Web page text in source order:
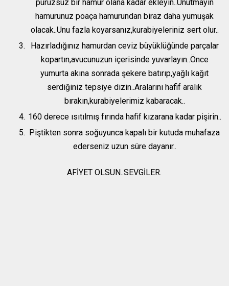
pürüzsüz bir hamur olana kadar ekleyin..Unutmayın
hamurunuz poaça hamurundan biraz daha yumuşak
olacak..Unu fazla koyarsanız,kurabiyeleriniz sert olur..
Hazırladığınız hamurdan ceviz büyüklüğünde parçalar
kopartın,avucunuzun içerisinde yuvarlayın..Önce
yumurta akına sonrada şekere batırıp,yağlı kağıt
serdiğiniz tepsiye dizin..Aralarını hafif aralık
bırakın,kurabiyelerimiz kabaracak..
160 derece ısıtılmış fırında hafif kızarana kadar pişirin..
Piştikten sonra soğuyunca kapalı bir kutuda muhafaza
ederseniz uzun süre dayanır..
AFİYET OLSUN..SEVGİLER.